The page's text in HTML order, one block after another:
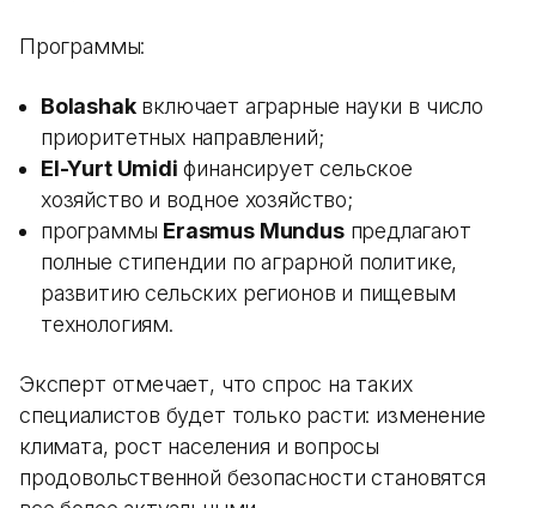
Программы:
Bolashakвключает аграрные науки в число
приоритетных направлений;
El-Yurt Umidi финансирует сельское
хозяйство и водное хозяйство;
программы Erasmus Mundusпредлагают
полные стипендии по аграрной политике,
развитию сельских регионов и пищевым
технологиям.
Эксперт отмечает, что спрос на таких
специалистов будет только расти: изменение
климата, рост населения и вопросы
продовольственной безопасности становятся